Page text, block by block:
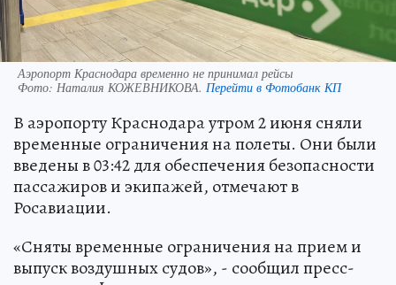
Аэропорт Краснодара временно не принимал рейсы
Фото: Наталия КОЖЕВНИКОВА. Перейти в Фотобанк КП
В аэропорту Краснодара утром 2 июня сняли
временные ограничения на полеты. Они были
введены в 03:42 для обеспечения безопасности
пассажиров и экипажей, отмечают в
Росавиации.
«Сняты временные ограничения на прием и
выпуск воздушных судов», - сообщил пресс-